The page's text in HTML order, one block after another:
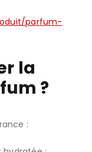
parfum-
la
?
: